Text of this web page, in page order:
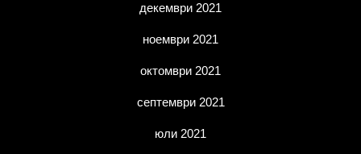
декември 2021
ноември 2021
октомври 2021
септември 2021
юли 2021